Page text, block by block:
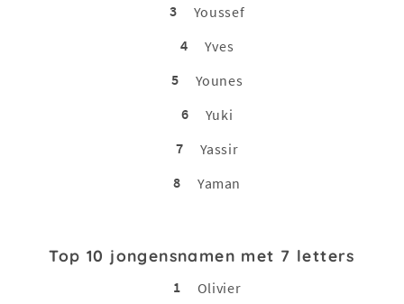
3
Youssef
4
Yves
5
Younes
6
Yuki
7
Yassir
8
Yaman
Top 10 jongensnamen met 7 letters
1
Olivier